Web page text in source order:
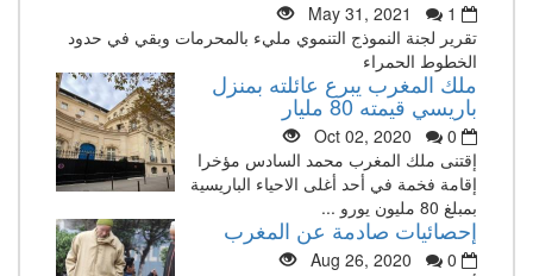
May 31, 2021
1
تقرير لجنة النموذج التنموي مليء بالمحرمات وبقي في حدود
الخطوط الحمراء
ملك المغرب يبرع عائلته بمنزل
باريسي قيمته 80 مليار
Oct 02, 2020
0
إقتنى ملك المغرب محمد السادس مؤخرا
إقامة فخمة في أحد أغلى الاحياء الباريسية
بمبلغ 80 مليون يورو ...
إحصائيات صادمة عن المغرب
Aug 26, 2020
0